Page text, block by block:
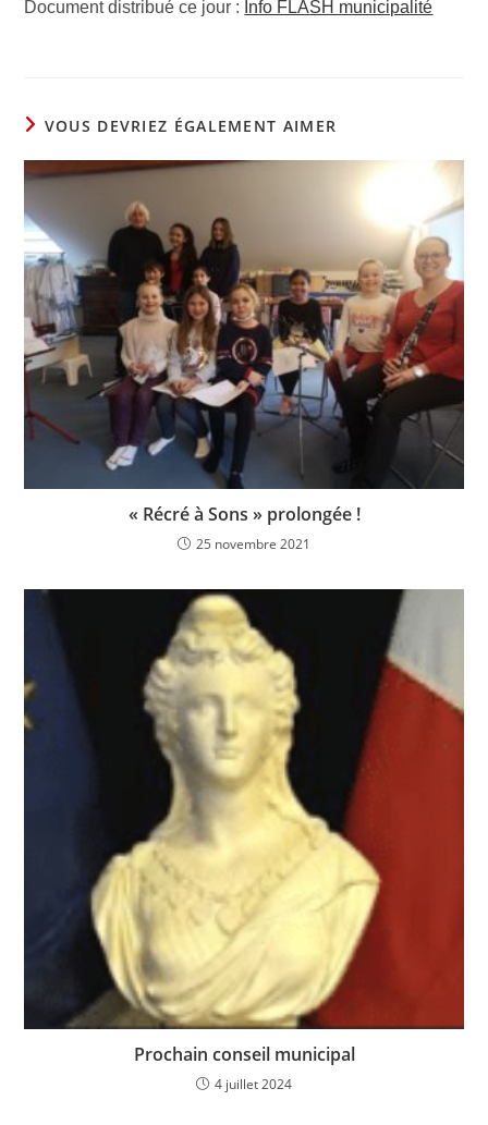
Document distribué ce jour : Info FLASH municipalité
VOUS DEVRIEZ ÉGALEMENT AIMER
« Récré à Sons » prolongée !
25 novembre 2021
Prochain conseil municipal
4 juillet 2024